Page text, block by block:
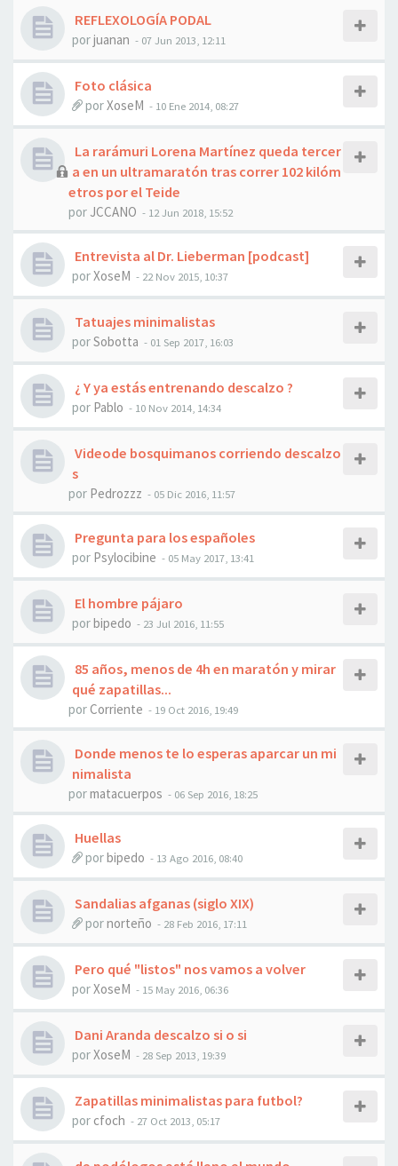
REFLEXOLOGÍA PODAL
porjuanan - 07 Jun 2013, 12:11
Foto clásica
porXoseM - 10 Ene 2014, 08:27
La rarámuri Lorena Martínez queda tercer
a en un ultramaratón tras correr 102 kilóm
etros por el Teide
por JCCANO - 12 Jun 2018, 15:52
Entrevista al Dr. Lieberman [podcast]
porXoseM - 22 Nov 2015, 10:37
Tatuajes minimalistas
porSobotta - 01 Sep 2017, 16:03
¿ Y ya estás entrenando descalzo ?
por Pablo - 10 Nov 2014, 14:34
Videode bosquimanos corriendo descalzo
s
por Pedrozzz - 05 Dic 2016, 11:57
Pregunta para los españoles
por Psylocibine - 05 May 2017, 13:41
El hombre pájaro
porbipedo - 23 Jul 2016, 11:55
85 años, menos de 4h en maratón y mirar
qué zapatillas...
porCorriente - 19 Oct 2016, 19:49
Donde menos te lo esperas aparcar un mi
nimalista
pormatacuerpos - 06 Sep 2016, 18:25
Huellas
porbipedo - 13 Ago 2016, 08:40
Sandalias afganas (siglo XIX)
pornorteño - 28 Feb 2016, 17:11
Pero qué "listos" nos vamos a volver
porXoseM - 15 May 2016, 06:36
Dani Aranda descalzo si o si
porXoseM - 28 Sep 2013, 19:39
Zapatillas minimalistas para futbol?
por cfoch - 27 Oct 2013, 05:17